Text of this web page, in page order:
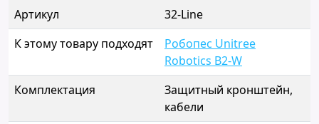
Артикул
32-Line
К этому товару подходят
Робопес Unitree
Robotics B2-W
Комплектация
Защитный кронштейн,
кабели